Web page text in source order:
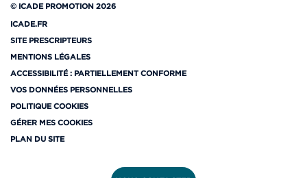
© ICADE PROMOTION 2026
ICADE.FR
SITE PRESCRIPTEURS
MENTIONS LÉGALES
ACCESSIBILITÉ : PARTIELLEMENT CONFORME
VOS DONNÉES PERSONNELLES
POLITIQUE COOKIES
GÉRER MES COOKIES
PLAN DU SITE